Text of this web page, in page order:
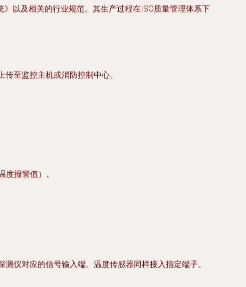
以及相关的行业规范。其生产过程在ISO质量管理体系下
至监控主机或消防控制中心。
报警值）。
仪对应的信号输入端。温度传感器同样接入指定端子。